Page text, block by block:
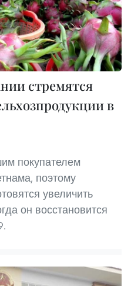
стремятся
в
покупателем
поэтому
увеличить
он восстановится